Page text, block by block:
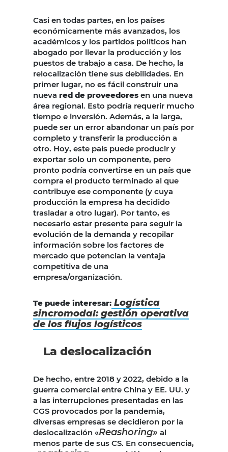
Casi en todas partes, en los países
económicamente más avanzados, los
académicos y los partidos políticos han
abogado por llevar la producción y los
puestos de trabajo a casa. De hecho, la
relocalización tiene sus debilidades. En
primer lugar, no es fácil construir una
nueva red de proveedores en una nueva
área regional. Esto podría requerir mucho
tiempo e inversión. Además, a la larga,
puede ser un error abandonar un país por
completo y transferir la producción a
otro. Hoy, este país puede producir y
exportar solo un componente, pero
pronto podría convertirse en un país que
compra el producto terminado al que
contribuye ese componente (y cuya
producción la empresa ha decidido
trasladar a otro lugar). Por tanto, es
necesario estar presente para seguir la
evolución de la demanda y recopilar
información sobre los factores de
mercado que potencian la ventaja
competitiva de una
empresa/organización.
Te puede interesar: Logística
sincromodal: gestión operativa
de los flujos logísticos
La deslocalización
De hecho, entre 2018 y 2022, debido a la
guerra comercial entre China y EE. UU. y
a las interrupciones presentadas en las
CGS provocados por la pandemia,
diversas empresas se decidieron por la
deslocalización «Reashoring» al
menos parte de sus CS. En consecuencia,